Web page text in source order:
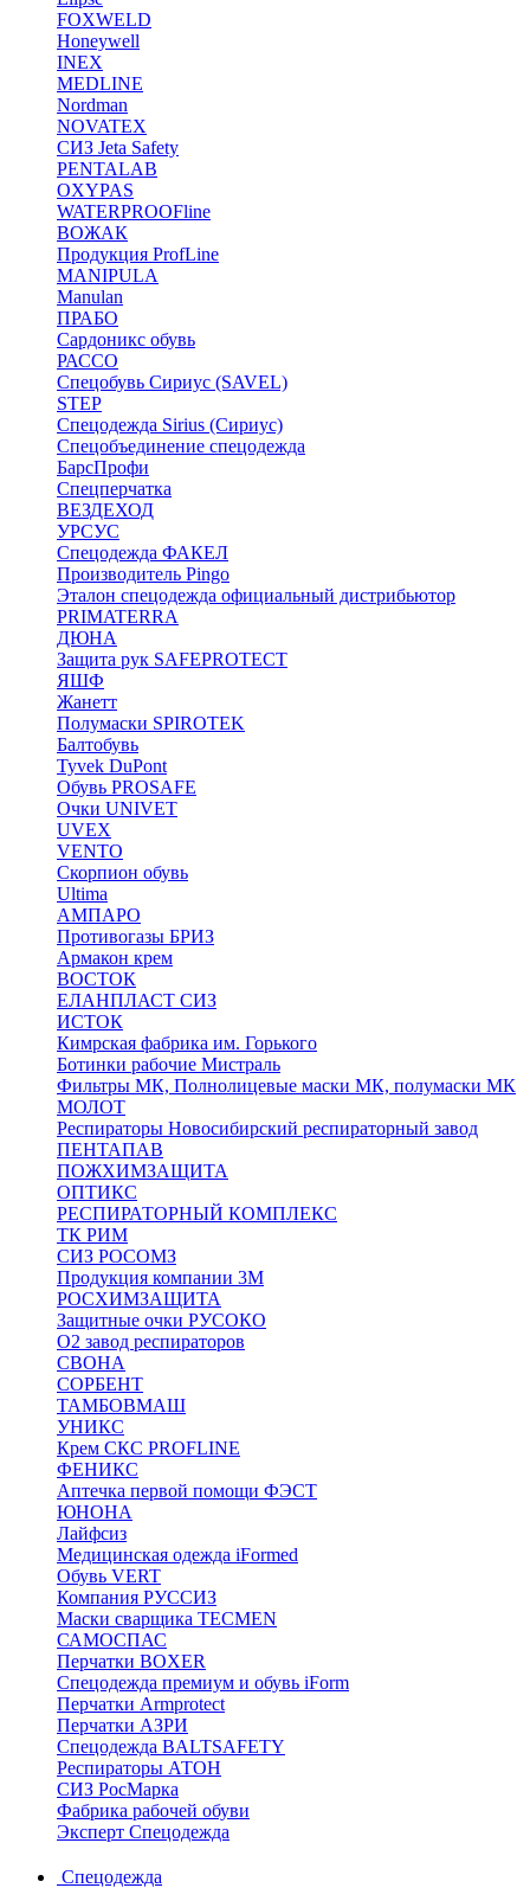
FOXWELD
Honeywell
INEX
MEDLINE
Nordman
NOVATEX
СИЗ Jeta Safety
PENTALAB
OXYPAS
WATERPROOFline
ВОЖАК
Продукция ProfLine
MANIPULA
Manulan
ПРАБО
Сардоникс обувь
РАССО
Спецобувь Сириус (SAVEL)
STEP
Спецодежда Sirius (Сириус)
Спецобъединение спецодежда
БарсПрофи
Спецперчатка
ВЕЗДЕХОД
УРСУС
Спецодежда ФАКЕЛ
Производитель Pingo
Эталон спецодежда официальный дистрибьютор
PRIMATERRA
ДЮНА
Защита рук SAFEPROTECT
ЯШФ
Жанетт
Полумаски SPIROTEK
Балтобувь
Tyvek DuPont
Обувь PROSAFE
Очки UNIVET
UVEX
VENTO
Скорпион обувь
Ultima
АМПАРО
Противогазы БРИЗ
Армакон крем
ВОСТОК
ЕЛАНПЛАСТ СИЗ
ИСТОК
Кимрская фабрика им. Горького
Ботинки рабочие Мистраль
Фильтры МК, Полнолицевые маски МК, полумаски МК
МОЛОТ
Респираторы Новосибирский респираторный завод
ПЕНТАПАВ
ПОЖХИМЗАЩИТА
ОПТИКС
РЕСПИРАТОРНЫЙ КОМПЛЕКС
ТК РИМ
СИЗ РОСОМЗ
Продукция компании 3M
РОСХИМЗАЩИТА
Защитные очки РУСОКО
О2 завод респираторов
СВОНА
СОРБЕНТ
ТАМБОВМАШ
УНИКС
Крем СКС PROFLINE
ФЕНИКС
Аптечка первой помощи ФЭСТ
ЮНОНА
Лайфсиз
Медицинская одежда iFormed
Обувь VERT
Компания РУССИЗ
Маски сварщика TECMEN
САМОСПАС
Перчатки BOXER
Спецодежда премиум и обувь iForm
Перчатки Armprotect
Перчатки АЗРИ
Спецодежда BALTSAFETY
Респираторы АТОН
СИЗ РосМарка
Фабрика рабочей обуви
Эксперт Спецодежда
Спецодежда